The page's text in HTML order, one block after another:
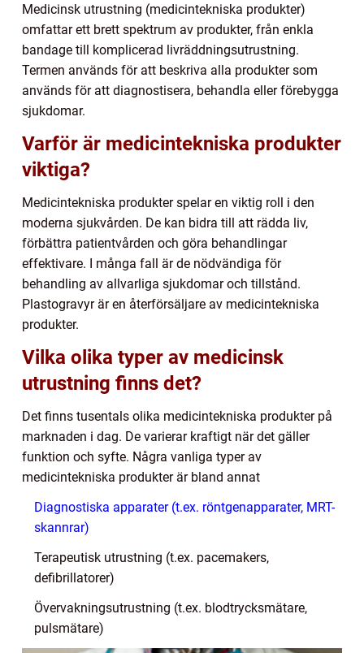
Medicinsk utrustning (medicintekniska produkter)
omfattar ett brett spektrum av produkter, från enkla
bandage till komplicerad livräddningsutrustning.
Termen används för att beskriva alla produkter som
används för att diagnostisera, behandla eller förebygga
sjukdomar.
Varför är medicintekniska produkter
viktiga?
Medicintekniska produkter spelar en viktig roll i den
moderna sjukvården. De kan bidra till att rädda liv,
förbättra patientvården och göra behandlingar
effektivare. I många fall är de nödvändiga för
behandling av allvarliga sjukdomar och tillstånd.
Plastogravyr är en återförsäljare av medicintekniska
produkter.
Vilka olika typer av medicinsk
utrustning finns det?
Det finns tusentals olika medicintekniska produkter på
marknaden i dag. De varierar kraftigt när det gäller
funktion och syfte. Några vanliga typer av
medicintekniska produkter är bland annat
Diagnostiska apparater (t.ex. röntgenapparater, MRT-
skannrar)
Terapeutisk utrustning (t.ex. pacemakers,
defibrillatorer)
Övervakningsutrustning (t.ex. blodtrycksmätare,
pulsmätare)